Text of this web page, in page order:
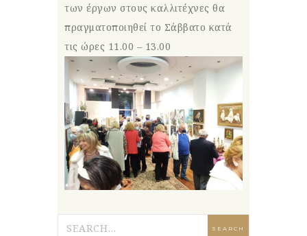
των έργων στους καλλιτέχνες θα
πραγματοποιηθεί το Σάββατο κατά
τις ώρες 11.00 – 13.00